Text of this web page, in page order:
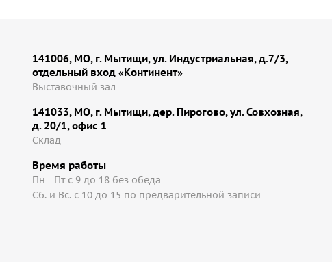
141006, МО, г. Мытищи, ул. Индустриальная, д.7/3,
отдельный вход «Континент»
Выставочный зал
141033, МО, г. Мытищи, дер. Пирогово, ул. Совхозная,
д. 20/1, офис 1
Cклад
Время работы
Пн - Пт с 9 до 18 без обеда
Сб. и Вс. с 10 до 15 по предварительной записи